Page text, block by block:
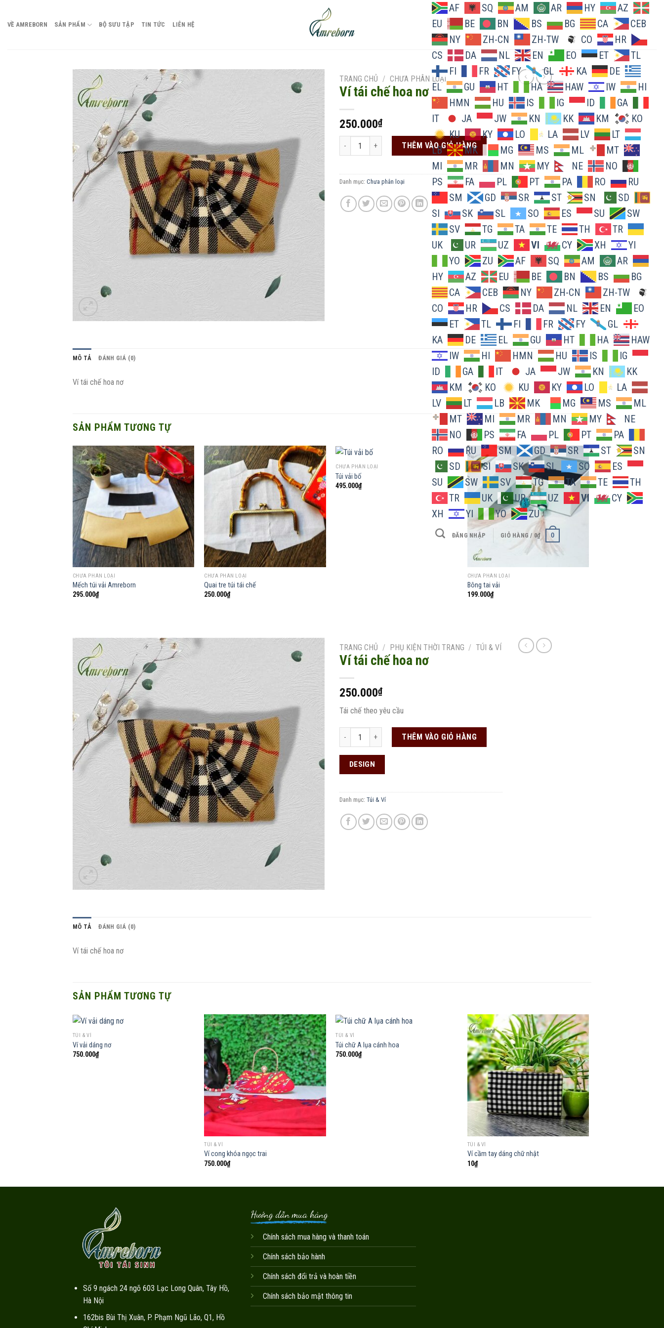
VỀ AMREBORN SẢN PHẨM BỘ SƯU TẬP TIN TỨC LIÊN HỆ
AF SQ AM AR HY
AZ
EU
BE BN BS BG CA
CEB
NY
ZH-CN ZH-TW CO
HR
CS
DA NL EN EO ET
TL
FI
FR FY GL KA
DE
EL
GU HT HA HAW IW
HI
HMN
HU IS IG ID
GA
IT
JA JW KN KK KM
KO
KU
KY LO LA LV
LT
LB
MK MG MS ML
MT
MI
MR MN MY NE
NO
PS
FA PL PT PA RO
RU
SM
GD SR ST SN
SD
SI
SK SL SO ES SU
SW
SV
TG TA TE TH
TR
UK
UR UZ VI CY XH
YI
YO
ZU AF SQ AM
AR
HY
AZ EU BE BN BS
BG
CA
CEB NY ZH-CN
ZH-TW
CO
HR CS DA NL EN
EO
ET
TL FI FR FY
GL
KA
DE EL GU HT HA
HAW
IW
HI HMN HU IS
IG
ID
GA IT JA JW KN
KK
KM
KO KU KY LO
LA
LV
LT LB MK MG MS
ML
MT
MI MR MN MY
NE
NO
PS FA PL PT
PA
RO
RU SM GD SR ST
SN
SD
SI SK SL SO
ES
SU
SW SV TG TA TE
TH
TR
UK UR UZ VI
CY
XH
YI YO ZU
ĐĂNG NHẬP GIỎ HÀNG / 0₫ 0
Add to
wishlist
TRANG CHỦ / CHƯA PHÂN LOẠI
Ví tái chế hoa nơ
250.000₫
Ví tái chế hoa nơ số lượngTHÊM VÀO GIỎ HÀNG
Danh mục: Chưa phân loại
MÔ TẢ ĐÁNH GIÁ (0)
Ví tái chế hoa nơ
SẢN PHẨM TƯƠNG TỰ
Add to
wishlist
CHƯA PHÂN LOẠI
Mếch túi vải Amreborn
295.000₫
Add to
wishlist
CHƯA PHÂN LOẠI
Quai tre túi tái chế
250.000₫
Add to
wishlist
CHƯA PHÂN LOẠI
Túi vải bố
495.000₫
Add to
wishlist
CHƯA PHÂN LOẠI
Bông tai vải
199.000₫
Add to
wishlist
TRANG CHỦ / PHỤ KIỆN THỜI TRANG / TÚI & VÍ
Ví tái chế hoa nơ
250.000₫
Tái chế theo yêu cầu
Ví tái chế hoa nơ số lượngTHÊM VÀO GIỎ HÀNG
DESIGN
Danh mục: Túi & Ví
MÔ TẢ ĐÁNH GIÁ (0)
Ví tái chế hoa nơ
SẢN PHẨM TƯƠNG TỰ
TÚI & VÍ
Ví vải dáng nơ
750.000₫
Add to
wishlist
TÚI & VÍ
Ví cong khóa ngọc trai
750.000₫
TÚI & VÍ
Túi chữ A lụa cánh hoa
750.000₫
Add to
wishlist
TÚI & VÍ
Ví cầm tay dáng chữ nhật
10₫
Số 9 ngách 24 ngõ 603 Lạc Long Quân, Tây Hồ,
Hà Nội
162bis Bùi Thị Xuân, P. Phạm Ngũ Lão, Q1, Hồ
Hướng dẫn mua hàng
Chính sách mua hàng và thanh toán
Chính sách bảo hành
Chính sách đổi trả và hoàn tiền
Chính sách bảo mật thông tin